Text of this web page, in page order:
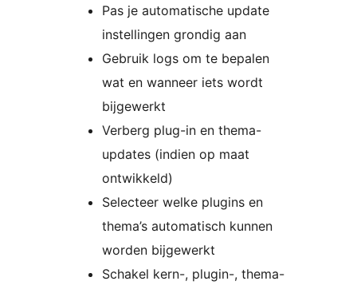
Pas je automatische update
instellingen grondig aan
Gebruik logs om te bepalen
wat en wanneer iets wordt
bijgewerkt
Verberg plug-in en thema-
updates (indien op maat
ontwikkeld)
Selecteer welke plugins en
thema’s automatisch kunnen
worden bijgewerkt
Schakel kern-, plugin-, thema-